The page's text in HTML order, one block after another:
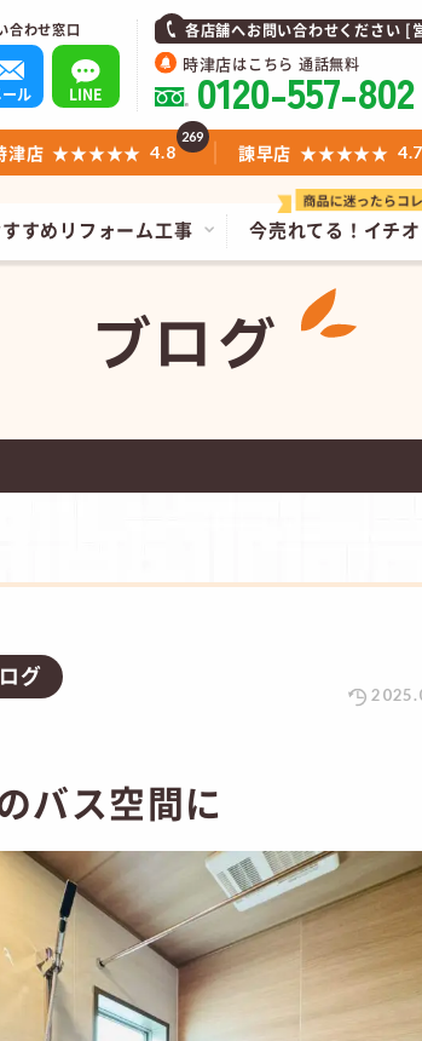
合わせ窓口
ール LINE
各店舗へお問い合わせください
時津店はこちら 通話無料
0120-557-802
今売れてる！ イチ
すめリフォーム工事
津店 ★★★★★ 4.8
269
諫早店 ★★★★★ 4.7
ブログ
グ
バス空間に